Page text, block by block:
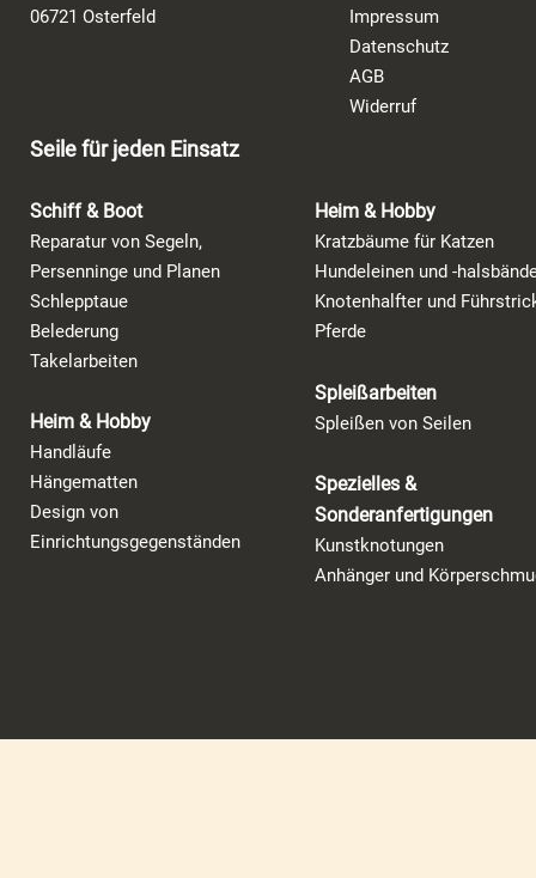
06721 Osterfeld
Seile für jeden Einsatz
Schiff & Boot
Reparatur von Segeln,
Persenninge und Planen
Schlepptaue
Belederung
Takelarbeiten
Heim & Hobby
Handläufe
Hängematten
Design von
Einrichtungsgegenständen
Heim & Hobby
Kratzbäume für Katzen
Hundeleinen und -
Knotenhalfter und
Pferde
Spleißarbeiten
Spleißen von Seilen
Spezielles &
Sonderanfertigungen
Kunstknotungen
Anhänger und
Impressum
Datenschutz
AGB
Widerruf